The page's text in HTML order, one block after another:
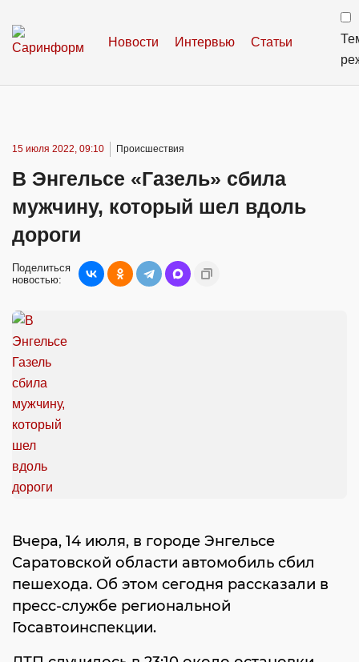
Новости Интервью Статьи
15 июля 2022, 09:10 Происшествия
В Энгельсе «Газель» сбила
мужчину, который шел вдоль
дороги
Поделиться
новостью:
Вчера, 14 июля, в городе Энгельсе
Саратовской области автомобиль сбил
пешехода. Об этом сегодня рассказали в
пресс-службе региональной
Госавтоинспекции.